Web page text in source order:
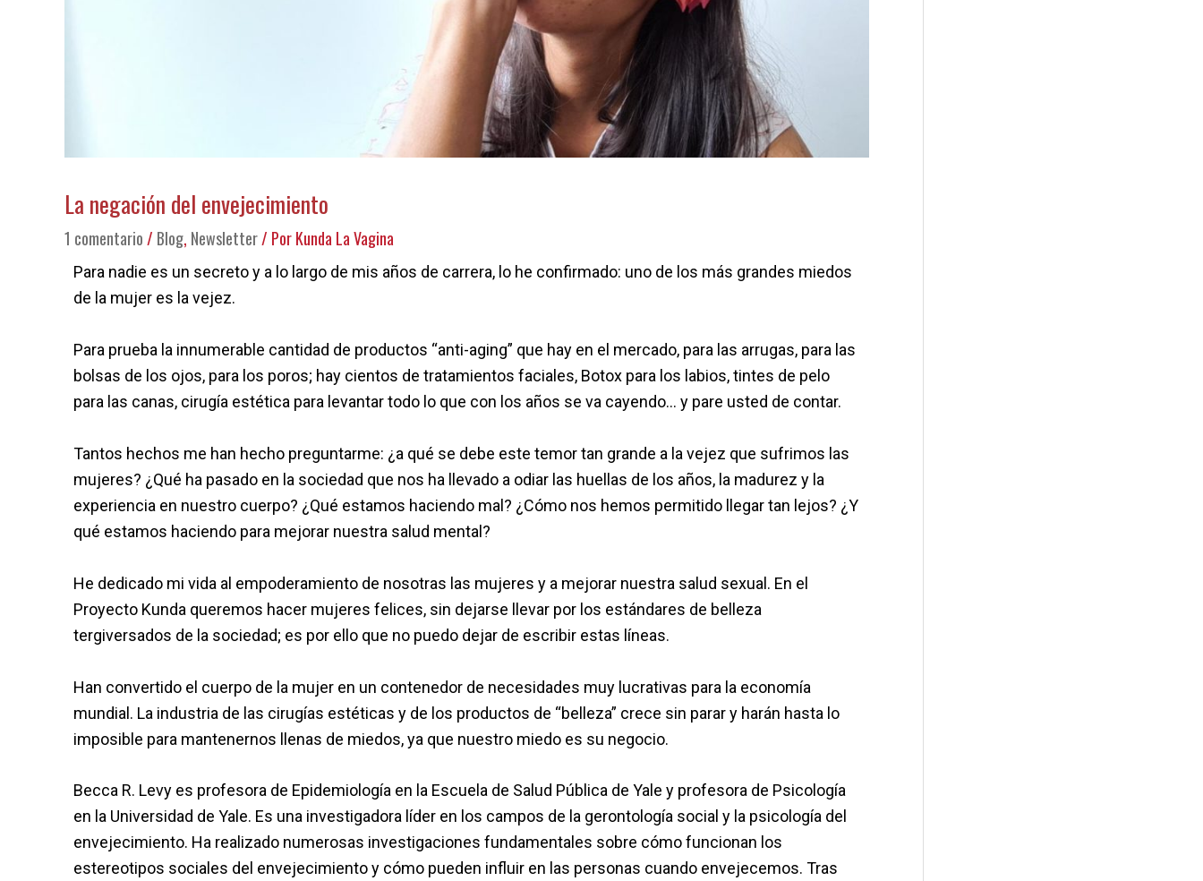
La negación del envejecimiento
1 comentario/ Blog, Newsletter/ PorKunda La Vagina
Para nadie es un secreto y a lo largo de mis años de carrera, lo he confirmado: uno de los más grandes miedos
de la mujer es la vejez.
Para prueba la innumerable cantidad de productos “anti-aging” que hay en el mercado, para las arrugas, para las
bolsas de los ojos, para los poros; hay cientos de tratamientos faciales, Botox para los labios, tintes de pelo
para las canas, cirugía estética para levantar todo lo que con los años se va cayendo… y pare usted de contar.
Tantos hechos me han hecho preguntarme: ¿a qué se debe este temor tan grande a la vejez que sufrimos las
mujeres? ¿Qué ha pasado en la sociedad que nos ha llevado a odiar las huellas de los años, la madurez y la
experiencia en nuestro cuerpo? ¿Qué estamos haciendo mal? ¿Cómo nos hemos permitido llegar tan lejos? ¿Y
qué estamos haciendo para mejorar nuestra salud mental?
He dedicado mi vida al empoderamiento de nosotras las mujeres y a mejorar nuestra salud sexual. En el
Proyecto Kunda queremos hacer mujeres felices, sin dejarse llevar por los estándares de belleza
tergiversados de la sociedad; es por ello que no puedo dejar de escribir estas líneas.
Han convertido el cuerpo de la mujer en un contenedor de necesidades muy lucrativas para la economía
mundial. La industria de las cirugías estéticas y de los productos de “belleza” crece sin parar y harán hasta lo
imposible para mantenernos llenas de miedos, ya que nuestro miedo es su negocio.
Becca R. Levy es profesora de Epidemiología en la Escuela de Salud Pública de Yale y profesora de Psicología
en la Universidad de Yale. Es una investigadora líder en los campos de la gerontología social y la psicología del
envejecimiento. Ha realizado numerosas investigaciones fundamentales sobre cómo funcionan los
estereotipos sociales del envejecimiento y cómo pueden influir en las personas cuando envejecemos. Tras